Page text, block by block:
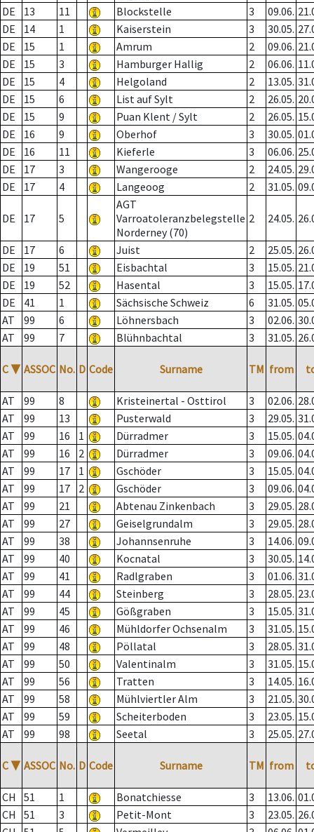
DE
13 11 Blockstelle 3 09.06.
DE
14 1 Kaiserstein 3 30.05.
DE
15 1 Amrum 2 09.06.
DE
15 3 Hamburger Hallig 2 06.06.
DE
15 4 Helgoland 2 13.05.
DE
15 6 List auf Sylt 2 26.05.
DE
15 9 Puan Klent / Sylt 2 26.05.
DE
16 9 Oberhof 3 30.05.
DE
16 11 Kieferle 3 06.06.
DE
17 3 Wangerooge 2 24.05.
DE
17 4 Langeoog 2 31.05.
DE 17 5
AGT
Varroatoleranzbelegstelle
Norderney (70)
2 24.05.
DE 17 6 Juist 2 25.05.
DE
19 51 Eisbachtal 3 15.05.
DE
19 52 Hasental 3 15.05.
DE
41 1 Sächsische Schweiz 6 31.05.
AT
99 6 Löhnersbach 3 02.06.
AT
99 7 Blühnbachtal 3 31.05.
C ▼ ASSOC No. D Code Surname TM from
AT 99 8 Kristeinertal - Osttirol 3 02.06.
AT
99 13 Pusterwald 3 29.05.
AT
99 16 1 Dürradmer 3 15.05.
AT
99 16 2 Dürradmer 3 09.06.
AT
99 17 1 Gschöder 3 15.05.
AT
99 17 2 Gschöder 3 09.06.
AT
99 21 Abtenau Zinkenbach 3 29.05.
AT
99 27 Geiselgrundalm 3 29.05.
AT
99 38 Johannsenruhe 3 14.06.
AT
99 40 Kocnatal 3 30.05.
AT
99 41 Radlgraben 3 01.06.
AT
99 44 Steinberg 3 28.05.
AT
99 45 Gößgraben 3 15.05.
AT
99 46 Mühldorfer Ochsenalm 3 31.05.
AT
99 48 Pöllatal 3 28.05.
AT
99 50 Valentinalm 3 31.05.
AT
99 56 Tratten 3 14.05.
AT
99 58 Mühlviertler Alm 3 21.05.
AT
99 59 Scheiterboden 3 23.05.
AT
99 98 Seetal 3 25.05.
C ▼ ASSOC No. D Code Surname TM from
CH 51 1 Bonatchiesse 3 13.06.
CH
51 3 Petit-Mont 3 23.05.